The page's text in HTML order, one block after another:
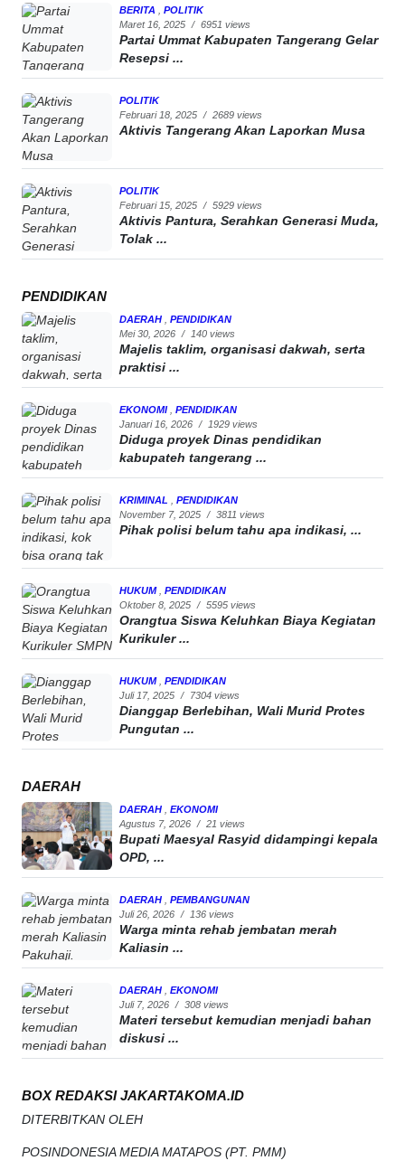
BERITA
POLITIK
Maret 16, 2025 / 6951 views
Partai Ummat Kabupaten Tangerang Gelar
Resepsi ...
POLITIK
Februari 18, 2025 / 2689 views
Aktivis Tangerang Akan Laporkan Musa
POLITIK
Februari 15, 2025 / 5929 views
Aktivis Pantura, Serahkan Generasi Muda,
Tolak ...
PENDIDIKAN
DAERAH
PENDIDIKAN
Mei 30, 2026 / 140 views
Majelis taklim, organisasi dakwah, serta
praktisi ...
EKONOMI
PENDIDIKAN
Januari 16, 2026 / 1929 views
Diduga proyek Dinas pendidikan
kabupateh tangerang ...
KRIMINAL
PENDIDIKAN
November 7, 2025 / 3811 views
Pihak polisi belum tahu apa indikasi, ...
HUKUM
PENDIDIKAN
Oktober 8, 2025 / 5595 views
Orangtua Siswa Keluhkan Biaya Kegiatan
Kurikuler ...
HUKUM
PENDIDIKAN
Juli 17, 2025 / 7304 views
Dianggap Berlebihan, Wali Murid Protes
Pungutan ...
DAERAH
DAERAH
EKONOMI
Agustus 7, 2026 / 21 views
Bupati Maesyal Rasyid didampingi kepala
OPD, ...
DAERAH
PEMBANGUNAN
Juli 26, 2026 / 136 views
Warga minta rehab jembatan merah
Kaliasin ...
DAERAH
EKONOMI
Juli 7, 2026 / 308 views
Materi tersebut kemudian menjadi bahan
diskusi ...
BOX REDAKSI JAKARTAKOMA.ID
DITERBITKAN OLEH
POSINDONESIA MEDIA MATAPOS (PT. PMM)